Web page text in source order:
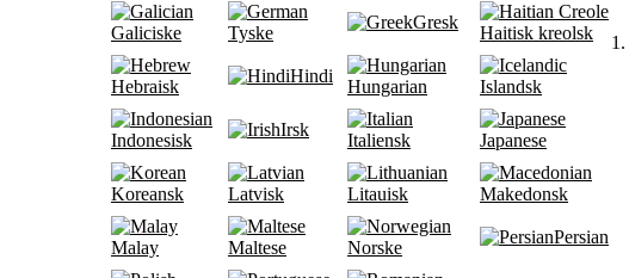
Galiciske Tyske
Gresk
Haitisk kreolsk
Hebraisk
Hindi
Hungarian Islandsk
Indonesisk
Irsk
Italiensk Japanese
Koreansk Latvisk Litauisk Makedonsk
Malay Maltese Norske
Persian